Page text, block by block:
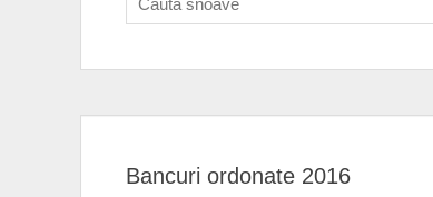
for:
Bancuri ordonate 2016